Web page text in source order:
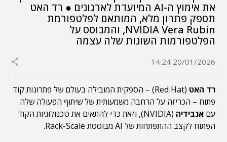
את אימוץ ה-AI המיועדת לארגונים ● רד האט
תספק פתרון מלא, המותאם לפלטפורמת
NVIDIA Vera Rubin, והמבוסס על
הפלטפורמות השונות שלה עצמה
20/01/2026 14:24
רד האט
(Red Hat) – הספקית המובילה בעולם של פתרונות קוד
פתוח – הכריזה על הרחבה משמעותית של שיתוף הפעולה שלה
עם אנבידיה
(NVIDIA), וזאת כדי להתאים את טכנולוגיות הקוד
הפתוח לקצב ההתפתחות של AI מבוססת Rack-Scale.